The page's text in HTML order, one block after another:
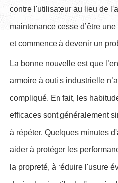
contre l'utilisateur au lieu de
maintenance cesse d’être
et commence à devenir un
La bonne nouvelle est que
armoire à outils industrielle
compliqué. En fait, les
efficaces sont généralement
à répéter. Quelques minutes
aider à protéger les
la propreté, à réduire l'usure